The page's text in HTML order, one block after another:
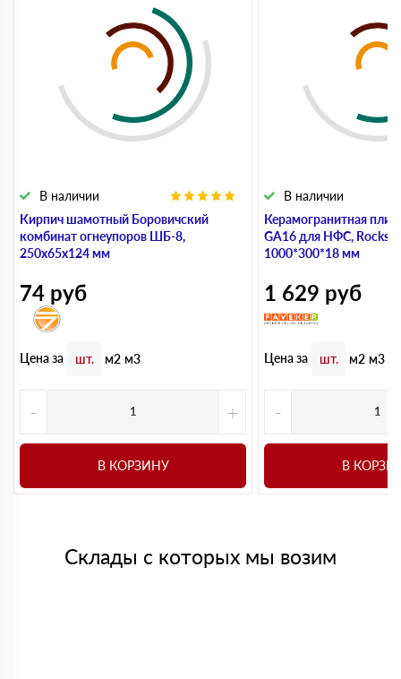
Кирпич шамотный Боровичский
комбинат огнеупоров ШБ-8,
250х65х124 мм
В наличии
74 руб
Цена за шт. м2 м3
- +
В КОРЗИНУ
Керамогранитная
GA16 для НФС, Rocks
1000*300*18 мм
В наличии
1 629 руб
Цена за шт. м2 м3
-
В
Склады с которых мы возим